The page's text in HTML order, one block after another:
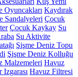
Oyuncakları Kaydırak
Sandalyeleri Çocuk
Çocuk Kaykay Su
Su Aktivite
Şişme Deniz Topu
Şişme Deniz Kolluğu
Malzemeleri Havuz
Havuz Filtresi